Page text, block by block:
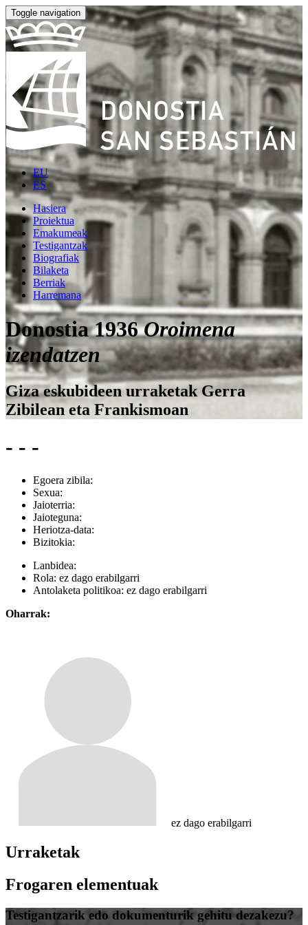
Toggle navigation
EU
ES
Hasiera
Proiektua
Emakumeak
Testigantzak
Biografiak
Bilaketa
Berriak
Harremana
Donostia 1936Oroimena
izendatzen
Giza eskubideen urraketak Gerra
Zibilean eta Frankismoan
- - -
Egoera zibila:
Sexua:
Jaioterria:
Jaioteguna:
Heriotza-data:
Bizitokia:
Lanbidea:
Rola: ez dago erabilgarri
Antolaketa politikoa: ez dago erabilgarri
Oharrak:
ez dago erabilgarri
Urraketak
Frogaren elementuak
Testigantzarik edo dokumenturik gehitu dezakezu?